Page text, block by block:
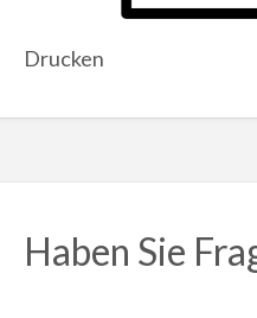
Drucken
Haben Sie